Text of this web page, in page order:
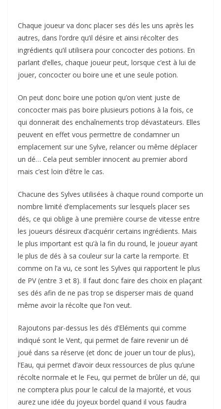
Chaque joueur va donc placer ses dés les uns après les
autres, dans l’ordre qu’il désire et ainsi récolter des
ingrédients qu’il utilisera pour concocter des potions. En
parlant d’elles, chaque joueur peut, lorsque c’est à lui de
jouer, concocter ou boire une et une seule potion.
On peut donc boire une potion qu’on vient juste de
concocter mais pas boire plusieurs potions à la fois, ce
qui donnerait des enchaînements trop dévastateurs. Elles
peuvent en effet vous permettre de condamner un
emplacement sur une Sylve, relancer ou même déplacer
un dé… Cela peut sembler innocent au premier abord
mais c’est loin d’être le cas.
Chacune des Sylves utilisées à chaque round comporte un
nombre limité d’emplacements sur lesquels placer ses
dés, ce qui oblige à une première course de vitesse entre
les joueurs désireux d’acquérir certains ingrédients. Mais
le plus important est qu’à la fin du round, le joueur ayant
le plus de dés à sa couleur sur la carte la remporte. Et
comme on l’a vu, ce sont les Sylves qui rapportent le plus
de PV (entre 3 et 8). Il faut donc faire des choix en plaçant
ses dés afin de ne pas trop se disperser mais de quand
même avoir la récolte que l’on veut.
Rajoutons par-dessus les dés d’Eléments qui comme
indiqué sont le Vent, qui permet de faire revenir un dé
joué dans sa réserve (et donc de jouer un tour de plus),
l’Eau, qui permet d’avoir deux ressources de plus qu’une
récolte normale et le Feu, qui permet de brûler un dé, qui
ne comptera plus pour le calcul de la majorité, et vous
aurez une idée du joyeux bordel quand il vous faudra